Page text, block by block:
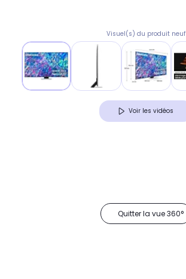
Visuel(s) du produit neuf
Voir les vidéos
Quitter la vue 360°